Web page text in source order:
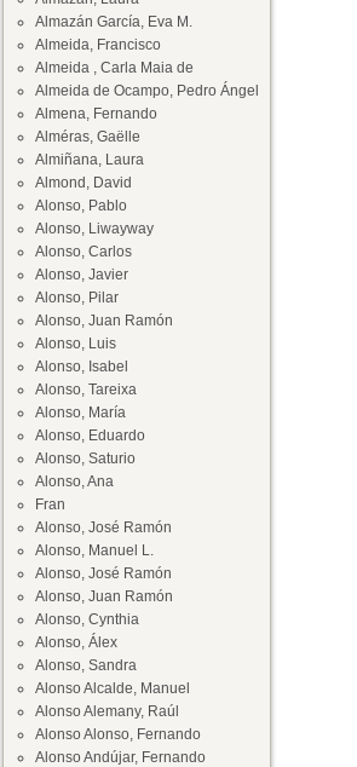
Almazán García, Eva M.
Almeida, Francisco
Almeida , Carla Maia de
Almeida de Ocampo, Pedro Ángel
Almena, Fernando
Alméras, Gaëlle
Almiñana, Laura
Almond, David
Alonso, Pablo
Alonso, Liwayway
Alonso, Carlos
Alonso, Javier
Alonso, Pilar
Alonso, Juan Ramón
Alonso, Luis
Alonso, Isabel
Alonso, Tareixa
Alonso, María
Alonso, Eduardo
Alonso, Saturio
Alonso, Ana
Fran
Alonso, José Ramón
Alonso, Manuel L.
Alonso, José Ramón
Alonso, Juan Ramón
Alonso, Cynthia
Alonso, Álex
Alonso, Sandra
Alonso Alcalde, Manuel
Alonso Alemany, Raúl
Alonso Alonso, Fernando
Alonso Andújar, Fernando